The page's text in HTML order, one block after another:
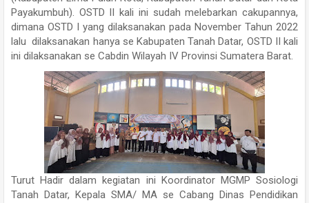
Payakumbuh). OSTD II kali ini sudah melebarkan cakupannya,
dimana OSTD I yang dilaksanakan pada November Tahun 2022
lalu dilaksanakan hanya se Kabupaten Tanah Datar, OSTD II kali
ini dilaksanakan se Cabdin Wilayah IV Provinsi Sumatera Barat.
Turut Hadir dalam kegiatan ini Koordinator MGMP Sosiologi
Tanah Datar, Kepala SMA/ MA se Cabang Dinas Pendidikan